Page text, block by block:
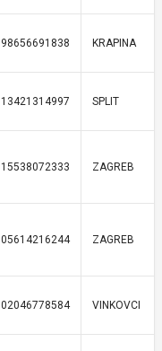
98656691838 KRAPINA
13421314997 SPLIT
15538072333 ZAGREB
05614216244 ZAGREB
02046778584 VINKOVCI